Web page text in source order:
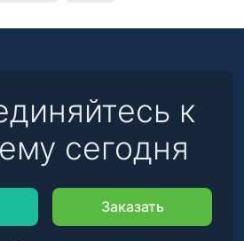
к
сегодня
Заказать